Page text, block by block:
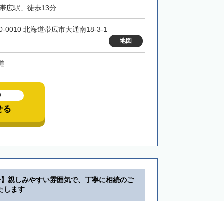
広駅」徒歩13分
0010 北海道帯広市大通南18-3-1
地図
る
親しみやすい雰囲気で、丁寧に相続のご
します